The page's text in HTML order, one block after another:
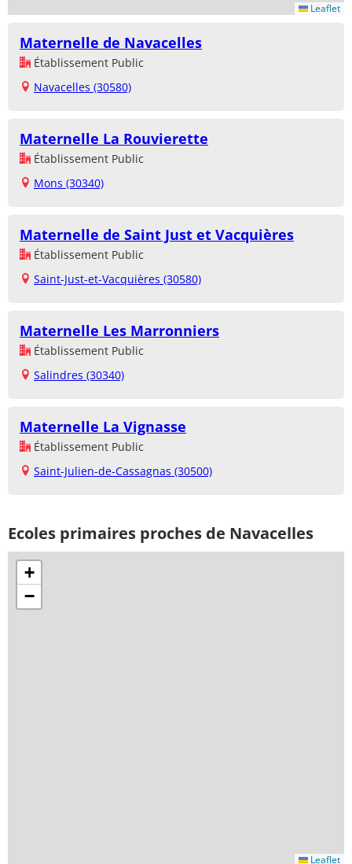
Leaflet
Maternelle de Navacelles
Établissement Public
Navacelles (30580)
Maternelle La Rouvierette
Établissement Public
Mons (30340)
Maternelle de Saint Just et Vacquières
Établissement Public
Saint-Just-et-Vacquières (30580)
Maternelle Les Marronniers
Établissement Public
Salindres (30340)
Maternelle La Vignasse
Établissement Public
Saint-Julien-de-Cassagnas (30500)
Ecoles primaires proches de Navacelles
+
−
Leaflet